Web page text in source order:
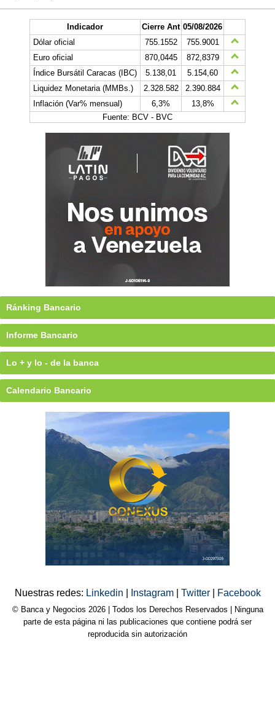
Indicador Cierre Ant 05/08/2026
Dólar oficial
755.1552
755.9001
Euro oficial
870,0445
872,8379
Índice Bursátil Caracas (IBC)
5.138,01
5.154,60
Liquidez Monetaria (MMBs.)
2.328.582
2.390.884
Inflación (Var% mensual)
6,3%
13,8%
Fuente: BCV - BVC
Ránking Bancario
Informe Bancario
Lo + y lo - de la banca
Calendario Bancario
Nuestras redes: Linkedin Instagram Twitter Facebook
© Banca y Negocios 2026 | Todos los Derechos Reservados | Ninguna
parte de esta página ni las publicaciones que contiene podrá ser
reproducida sin autorización